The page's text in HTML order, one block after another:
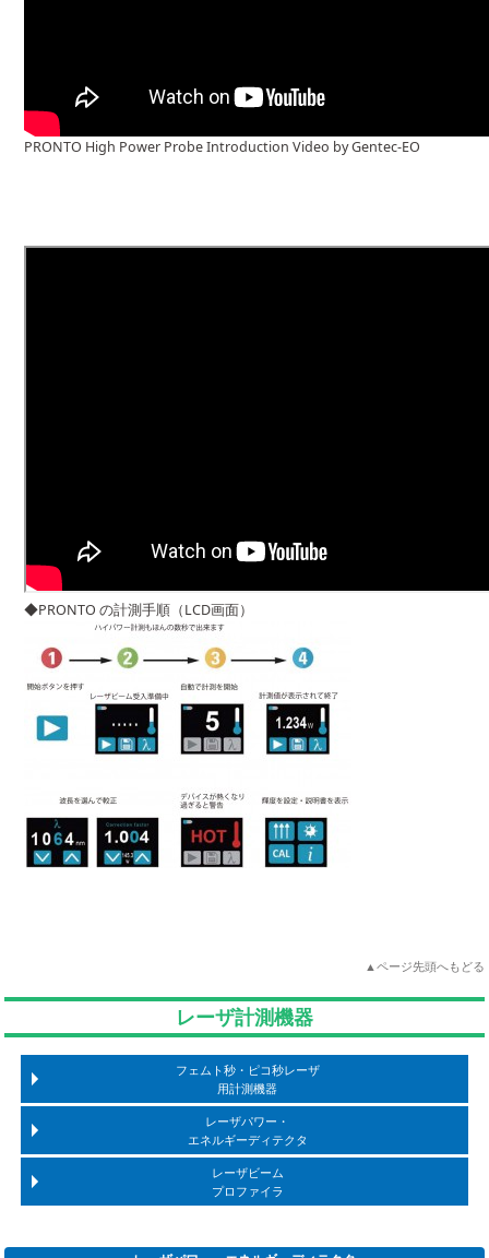
PRONTO High Power Probe Introduction Video by Gentec-EO
◆PRONTO の計測手順（LCD画面）
▲ページ先頭へもどる
レーザ計測機器
フェムト秒・ピコ秒レーザ
用計測機器
レーザパワー・
エネルギーディテクタ
レーザビーム
プロファイラ